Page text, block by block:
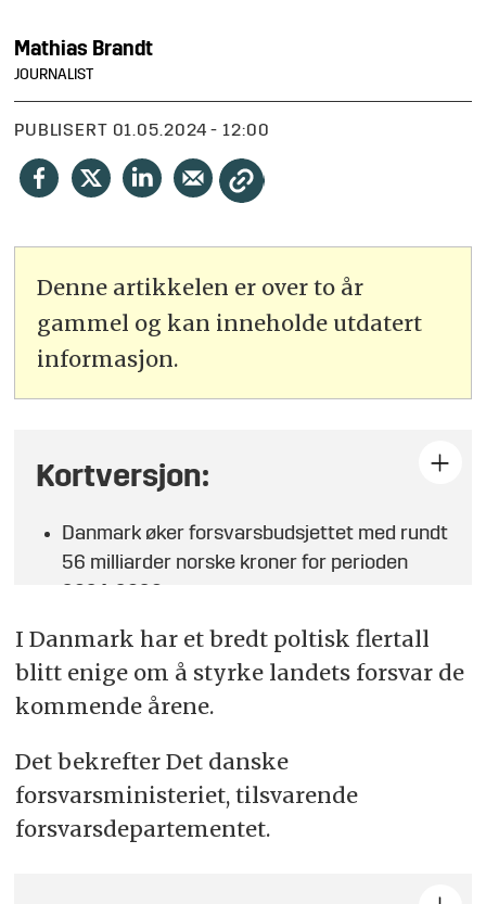
Mathias Brandt
JOURNALIST
PUBLISERT 01.05.2024 - 12:00
Denne artikkelen er over to år
gammel og kan inneholde utdatert
informasjon.
Kortversjon:
Danmark øker forsvarsbudsjettet med rundt
56 milliarder norske kroner for perioden
Militære kapasiteter, verneplikten og ulike
personelltiltak styrkes som respons på en
forverret sikkerhetspolitisk situasjon.
elleve måneder, og det legges opp til
allmenn verneplikt, inkludert for kvinner.
Det danske forsvaret vil gjennomføre
I Danmark har et bredt poltisk flertall
blitt enige om å styrke landets forsvar de
kommende årene.
Det bekrefter Det danske
forsvarsministeriet, tilsvarende
forsvarsdepartementet.